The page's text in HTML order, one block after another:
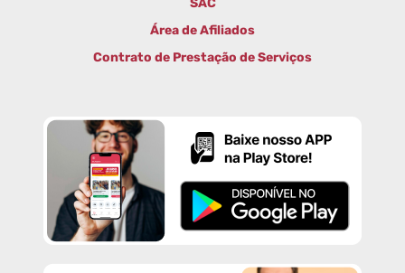
SAC
Área de Afiliados
Contrato de Prestação de Serviços